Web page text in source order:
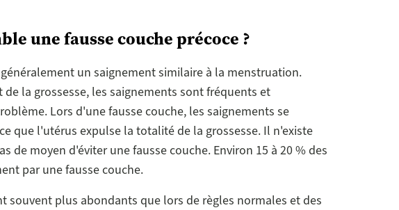
une fausse couche précoce ?
un saignement similaire à la menstruation.
de la grossesse, les saignements sont fréquents et
Lors d'une fausse couche, les saignements se
que l'utérus expulse la totalité de la grossesse. Il n'existe
de moyen d'éviter une fausse couche. Environ 15 à 20 % des
par une fausse couche.
souvent plus abondants que lors de règles normales et des